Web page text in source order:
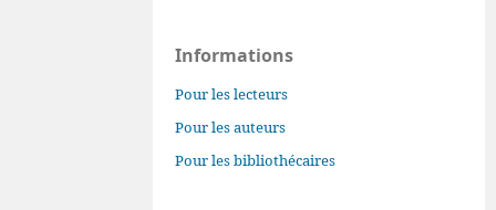
Informations
Pour les lecteurs
Pour les auteurs
Pour les bibliothécaires